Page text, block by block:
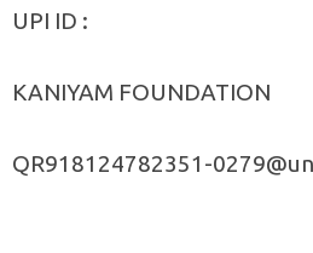
UPI ID :
KANIYAM FOUNDATION
QR918124782351-